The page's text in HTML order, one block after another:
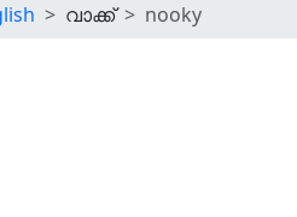
വാക്ക് nooky